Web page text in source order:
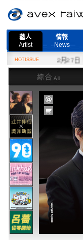
藝人
Artist
情報
News
HOTISSUE
2月27日『
綜合